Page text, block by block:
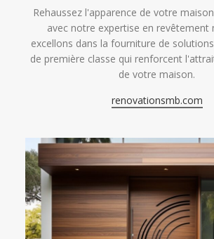
Rehaussez l'apparence de votre
avec notre expertise en revêtement
excellons dans la fourniture de
de première classe qui renforcent
de votre maison.
renovationsmb.com